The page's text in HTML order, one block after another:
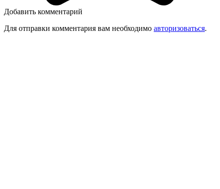
Добавить комментарий
Для отправки комментария вам необходимо авторизоваться.